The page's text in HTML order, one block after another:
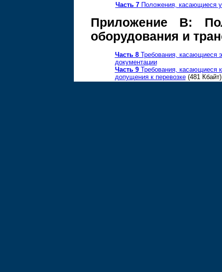
Часть 7Положения, касающиеся
Приложение В:
оборудования и
Часть 8Требования, касающиеся
документации
Часть 9Требования, касающиеся
допущения к перевозке(481 Кбайт)